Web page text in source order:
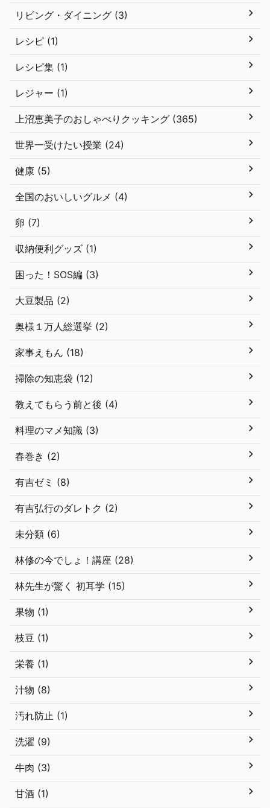
リビング・ダイニング (3)
レシピ (1)
レシピ集 (1)
レジャー (1)
上沼恵美子のおしゃべりクッキング (365)
世界一受けたい授業 (24)
健康 (5)
全国のおいしいグルメ (4)
卵 (7)
収納便利グッズ (1)
困った！SOS編 (3)
大豆製品 (2)
奥様１万人総選挙 (2)
家事えもん (18)
掃除の知恵袋 (12)
教えてもらう前と後 (4)
料理のマメ知識 (3)
春巻き (2)
有吉ゼミ (8)
有吉弘行のダレトク (2)
未分類 (6)
林修の今でしょ！講座 (28)
林先生が驚く 初耳学 (15)
果物 (1)
枝豆 (1)
栄養 (1)
汁物 (8)
汚れ防止 (1)
洗濯 (9)
牛肉 (3)
甘酒 (1)